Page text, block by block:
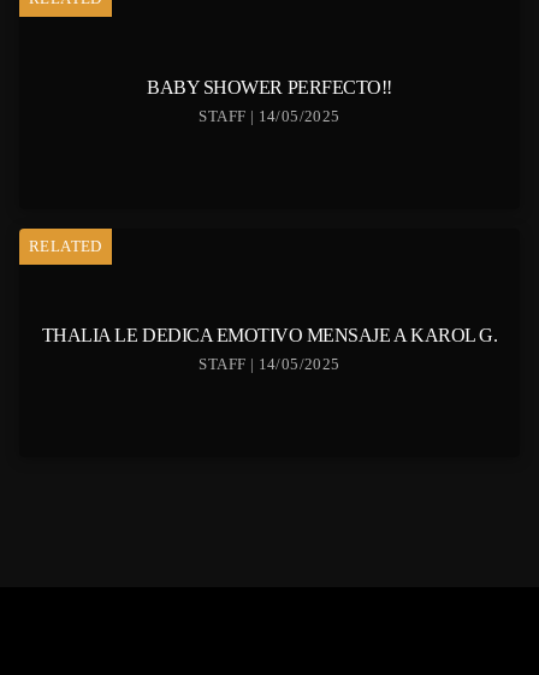
BABY SHOWER PERFECTO!!
STAFF | 14/05/2025
RELATED
THALIA LE DEDICA EMOTIVO MENSAJE A KAROL G.
STAFF | 14/05/2025